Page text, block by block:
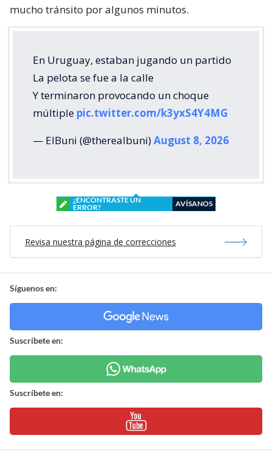
mucho tránsito por algunos minutos.
En Uruguay, estaban jugando un partido
La pelota se fue a la calle
Y terminaron provocando un choque
múltiple pic.twitter.com/k3yxS4Y4MG
— ElBuni (@therealbuni)August 8, 2026
¿ENCONTRASTE UN
ERROR?
AVÍSANOS
Revisa nuestra página de correcciones
Síguenos en:
Suscríbete en:
Suscríbete en: